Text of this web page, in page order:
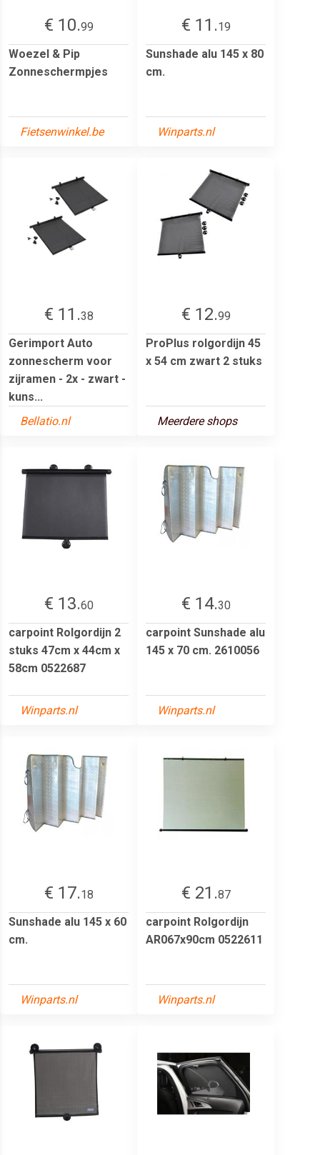
€ 10.99
Woezel & Pip
Zonneschermpjes
Fietsenwinkel.be
€ 11.19
Sunshade alu 145 x 80
cm.
Winparts.nl
€ 11.38
Gerimport Auto
zonnescherm voor
zijramen - 2x - zwart -
kuns...
Bellatio.nl
€ 12.99
ProPlus rolgordijn 45
x 54 cm zwart 2 stuks
Meerdere shops
€ 13.60
carpoint Rolgordijn 2
stuks 47cm x 44cm x
58cm 0522687
Winparts.nl
€ 14.30
carpoint Sunshade alu
145 x 70 cm. 2610056
Winparts.nl
€ 17.18
Sunshade alu 145 x 60
cm.
Winparts.nl
€ 21.87
carpoint Rolgordijn
AR067x90cm 0522611
Winparts.nl